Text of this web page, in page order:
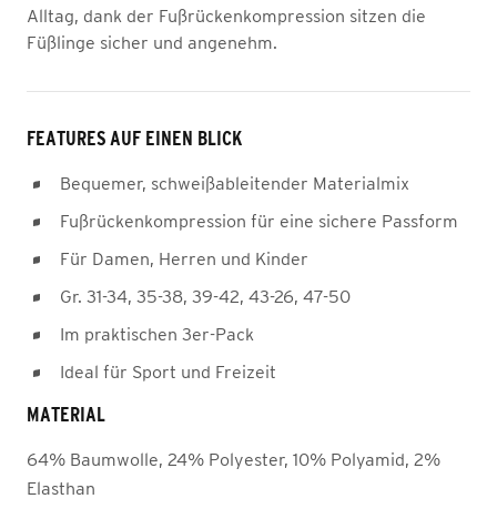
Alltag, dank der Fußrückenkompression sitzen die
Füßlinge sicher und angenehm.
FEATURES AUF EINEN BLICK
Bequemer, schweißableitender Materialmix
Fußrückenkompression für eine sichere Passform
Für Damen, Herren und Kinder
Gr. 31-34, 35-38, 39-42, 43-26, 47-50
Im praktischen 3er-Pack
Ideal für Sport und Freizeit
MATERIAL
64% Baumwolle, 24% Polyester, 10% Polyamid, 2%
Elasthan